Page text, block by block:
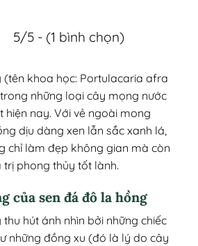
5/5 - (1 bình chọn)
(tên khoa học: Portulacaria afra
những loại cây mọng nước
hiện nay. Với vẻ ngoài mong
dịu dàng xen lẫn sắc xanh lá,
chỉ làm đẹp không gian mà còn
trị phong thủy tốt lành.
của sen đá đô la hồng
hút ánh nhìn bởi những chiếc
những đồng xu (đó là lý do cây